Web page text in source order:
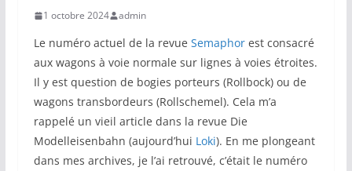
1 octobre 2024 admin
Le numéro actuel de la revue Semaphor est consacré
aux wagons à voie normale sur lignes à voies étroites.
Il y est question de bogies porteurs (Rollbock) ou de
wagons transbordeurs (Rollschemel). Cela m’a
rappelé un vieil article dans la revue Die
Modelleisenbahn (aujourd’hui Loki). En me plongeant
dans mes archives, je l’ai retrouvé, c’était le numéro